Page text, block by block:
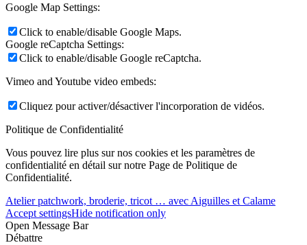
Google Map Settings:
Click to enable/disable Google Maps.
Google reCaptcha Settings:
Click to enable/disable Google reCaptcha.
Vimeo and Youtube video embeds:
Cliquez pour activer/désactiver l'incorporation de vidéos.
Politique de Confidentialité
Vous pouvez lire plus sur nos cookies et les paramètres de
confidentialité en détail sur notre Page de Politique de
Confidentialité.
Atelier patchwork, broderie, tricot … avec Aiguilles et Calame
Accept settingsHide notification only
Open Message Bar
Débattre